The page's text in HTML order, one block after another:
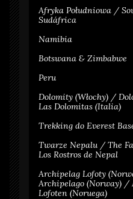
Afryka Południowa /
Sudáfrica
Namibia
Botswana & Zimbabwe
Peru
Dolomity (Włochy) /
Las Dolomitas (Italia)
Trekking do Everest
Twarze Nepalu / The
Los Rostros de Nepal
Archipelag Lofoty
Archipelago (Norway) /
Lofoten (Noruega)